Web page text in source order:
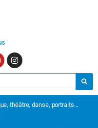
théâtre, danse, portraits…